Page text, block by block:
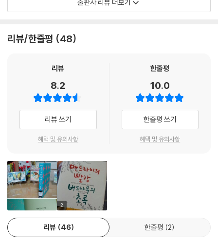
누구나가 알고 있는 일도 비밀에 부쳐진 일도, 전부 그곳에서 해방되는 거
인생이 생각대로 되지 않는 것일지라도 인간은 생각대로 살아야 한다고,
인생은 즐기기 위해 있는 것이고, 상대가 남자든 여자든 보고 싶을 때 봐야
하고, 그때가 아니면 갈 수 없는 장소, 그때가 아니면 볼 수 없는 것, 마실 수
없는 술, 일어나지 않는 일이란 게 있다.
---「맨드라미의 빨강, 버드나무의 초록」에서
하고 있다. 요코하마에서 중화요리를 먹기 위해 뭉친 우리들……. 간다는
학창시절 술자리 묘기인 ‘분수의 천사’(맥주를 입에 넣은 후 뿜어내는 놀
간다.
어느 날 아침 일어나보니 온몸에 반점이 돋아나 있다. 병원에 가보니 동물
벼룩에 물린 거란다. 집에 도착하자마자 고양이(이름이 ‘위스키’) 목욕을
시키고 온 집안을 청소했건만 벼룩은 사라지지 않는다. 남자친구인 아츠야
가 안으려고 다가오는 것도 싫기만 하다. 집안 어딘가에 벼룩이 있다는 생
각은 그녀를 전전긍긍하게 하고 일상생활을 마비시킨다. 세상은 벼룩에 물
린 인간 세상과 벼룩에 물리지 않은 인간 세상, 이렇게 둘로 나뉠 뿐이다.
고양이에 대한 애정, 남자친구에 대한 애정이 이렇게 쉽게 무너질 줄이야.
녹신녹신
나(미요)는 초여름에 일을 통해 신지를 만났다. 그는 초등학교 교사이고,
나는 여성잡지를 만든다. 한여름부터 지금까지(11월) 같이 살고 있는데,
신지에게 녹신녹신해지고 나서야 비로소 바람피우는 사람의 심정을 알게
됐다. 한 사람에게 진심으로 녹신녹신해진 채 태연히 살아갈 순 없다. 신지
는 이따금 내 자신이 너무나 무능하고 어리석고 모자란 존재라는 기분에
젖게 한다. 그럴 땐 신지를 바라보면서도 다른 남자를 찾게 된다. 내가 쓸모
오리가 1989년에서 2003년 사이에 쓴 단편들을 모았다. 『반짝반짝 빛나
이라 평가받는 「선잠」, 새로운 장르에 도전하는 「재난의 전말」 등 9편의 수
간 데도 손색이 없는 작품까지, 한 작품 한 작품마다 그녀의 섬세한 지문이
성과 세련된 문체는 풋풋함 속에서 반짝반짝 그 빛을 더욱 발한다.
쇼코, 곤, 무츠키… 어딘가에서, 잘 지내고 있었나요?
에쿠니 가오리는 ‘작은 것’에서 ‘큰 것’이 살짝 엿보이는 순간, 그 순간을 포
착하는 감수성을 지닌 작가이다. 그리고 심심하다 싶을 정도로 차분하고
에서 구질구질하지 않고 이별 앞에서 쿨한 주인공들의 매력 속에 빠지기도
하고, 감각적이면서도 쓸쓸한 문체에 한참 가슴을 쓸어내리기도 한다. 세
상 어디에도 마음 둘 자리가 없다는 듯 무언가 결핍된 모습을 하고 앉아 있
는 주인공들을 보면 등을 토닥여주고 싶어진다. 그래서 다시 만나는 쇼코,
곤, 무츠키가 반갑기만 하다.
에쿠니 가오리를 에쿠니 가오리답게 만든 솔직하고도 풋풋한 작품들
출판사 리뷰 더보기
리뷰/한줄평 48
리뷰
8.2
리뷰 쓰기
혜택 및 유의사항
한줄평
10.0
한줄평 쓰기
혜택 및 유의사항
2
리뷰 46 한줄평 2